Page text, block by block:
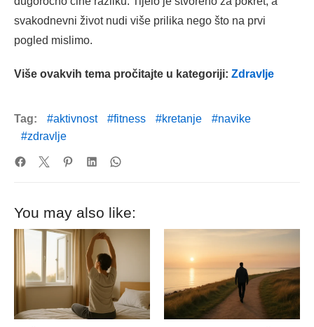
svakodnevni život nudi više prilika nego što na prvi
pogled mislimo.
Više ovakvih tema pročitajte u kategoriji: Zdravlje
Tag: aktivnost fitness kretanje
navike
zdravlje
You may also like: